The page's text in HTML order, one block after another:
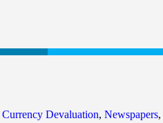
Devaluation, Newspapers,